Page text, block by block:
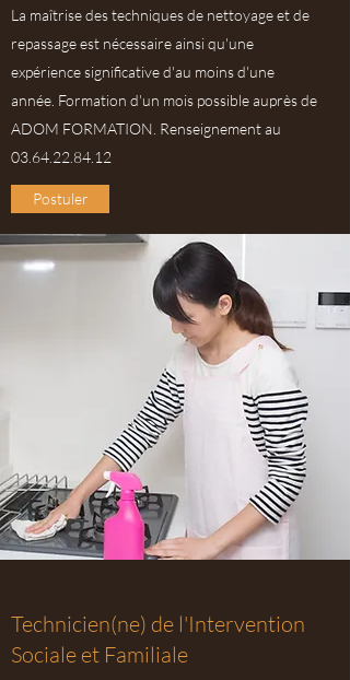
La maîtrise des techniques de nettoyage et de
repassage est nécessaire ainsi qu'une
expérience significative d'au moins d'une
année. Formation d'un mois possible auprès de
ADOM FORMATION. Renseignement au
03.64.22.84.12
Postuler
Technicien(ne) de l'Intervention
Sociale et Familiale